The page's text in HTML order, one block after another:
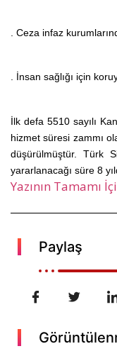
. Ceza infaz
. İnsan sağlığı için
İlk defa 5510 sayılı
hizmet süresi zammı
düşürülmüştür. Türk
yararlanacağı süre 8
Yazının Tamamı
Paylaş